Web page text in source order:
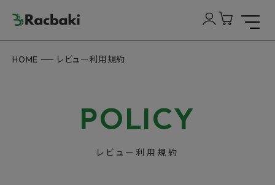
HOME レビュー利用規約
POLICY
レビュー利用規約